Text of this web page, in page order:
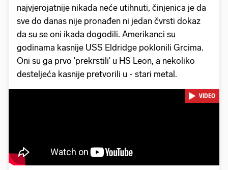
najvjerojatnije nikada neće utihnuti, činjenica je da
sve do danas nije pronađen ni jedan čvrsti dokaz
da su se oni ikada dogodili. Amerikanci su
godinama kasnije USS Eldridge poklonili Grcima.
Oni su ga prvo 'prekrstili' u HS Leon, a nekoliko
desteljeća kasnije pretvorili u - stari metal.
VIDEO